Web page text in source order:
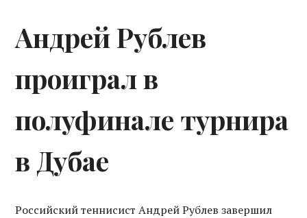
Андрей Рублев
проиграл в
полуфинале турнира
в Дубае
Российский теннисист Андрей Рублев завершил